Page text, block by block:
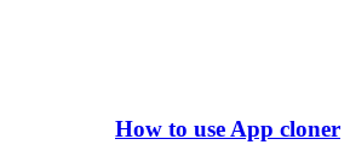
How to use App cloner